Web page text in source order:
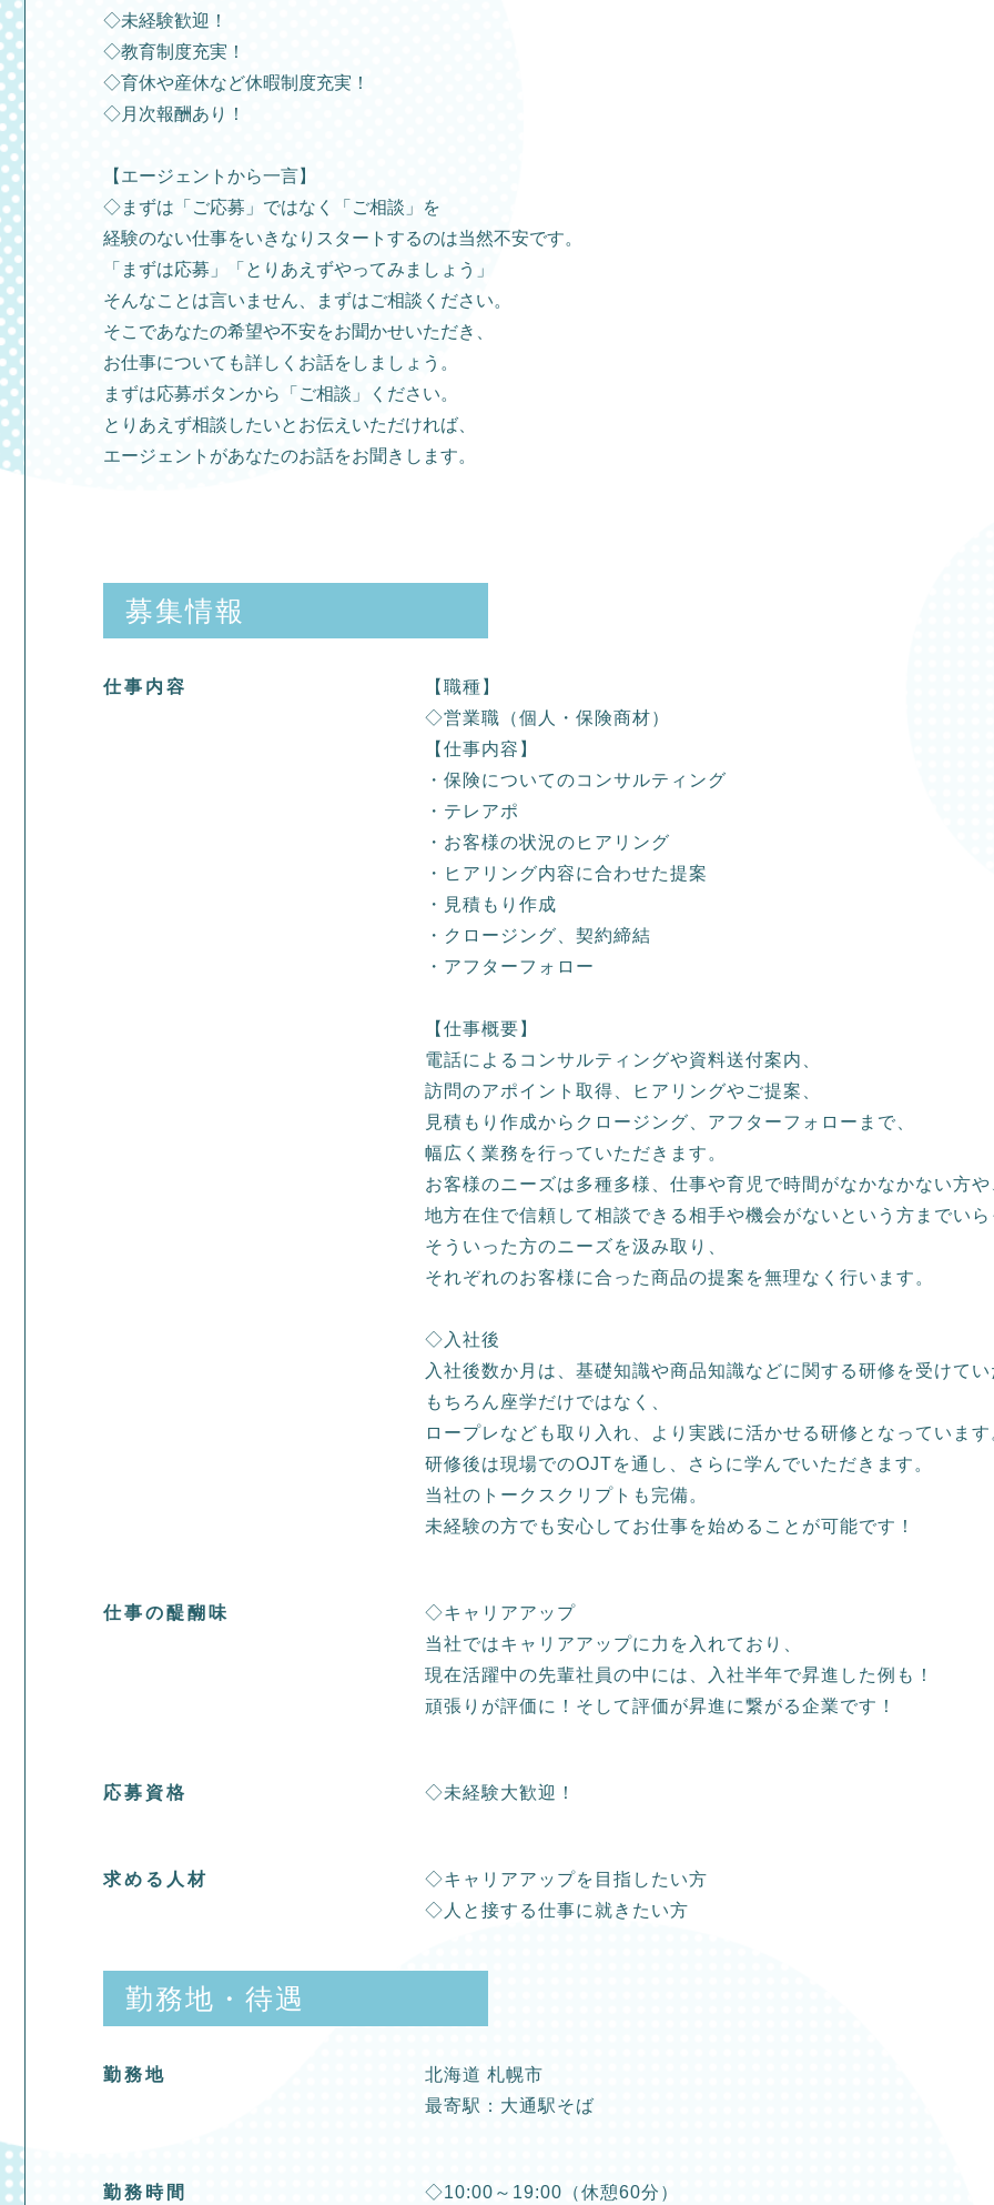
◇未経験歓迎！
◇教育制度充実！
◇育休や産休など休暇制度充実！
◇月次報酬あり！
【エージェントから一言】
◇まずは「ご応募」ではなく「ご相談」を
経験のない仕事をいきなりスタートするのは当然不安です。
「まずは応募」「とりあえずやってみましょう」
そんなことは言いません、まずはご相談ください。
そこであなたの希望や不安をお聞かせいただき、
お仕事についても詳しくお話をしましょう。
まずは応募ボタンから「ご相談」ください。
とりあえず相談したいとお伝えいただければ、
エージェントがあなたのお話をお聞きします。
募集情報
仕事内容
【職種】
◇営業職（個人・保険商材）
【仕事内容】
・保険についてのコンサルティング
・テレアポ
・お客様の状況のヒアリング
・ヒアリング内容に合わせた提案
・見積もり作成
・クロージング、契約締結
・アフターフォロー
【仕事概要】
電話によるコンサルティングや資料送付案内、
訪問のアポイント取得、ヒアリングやご提案、
見積もり作成からクロージング、アフターフォローまで、
幅広く業務を行っていただきます。
お客様のニーズは多種多様、仕事や育児で時間がなかなかない方や
地方在住で信頼して相談できる相手や機会がないという方までい
そういった方のニーズを汲み取り、
それぞれのお客様に合った商品の提案を無理なく行います。
◇入社後
入社後数か月は、基礎知識や商品知識などに関する研修を受けて
もちろん座学だけではなく、
ロープレなども取り入れ、より実践に活かせる研修となっています
研修後は現場でのOJTを通し、さらに学んでいただきます。
当社のトークスクリプトも完備。
未経験の方でも安心してお仕事を始めることが可能です！
仕事の醍醐味
◇キャリアアップ
当社ではキャリアアップに力を入れており、
現在活躍中の先輩社員の中には、入社半年で昇進した例も！
頑張りが評価に！そして評価が昇進に繋がる企業です！
応募資格 ◇未経験大歓迎！
求める人材
◇キャリアアップを目指したい方
◇人と接する仕事に就きたい方
勤務地・待遇
勤務地
北海道 札幌市
最寄駅：大通駅そば
勤務時間 ◇10:00～19:00（休憩60分）